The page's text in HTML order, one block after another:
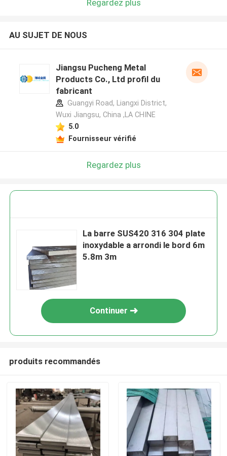
Regardez plus
AU SUJET DE NOUS
Jiangsu Pucheng Metal
Products Co., Ltd profil du
fabricant
Guangyi Road, Liangxi District,
Wuxi Jiangsu, China ,LA CHINE
5.0
Fournisseur vérifié
Regardez plus
La barre SUS420 316 304 plate
inoxydable a arrondi le bord 6m
5.8m 3m
Continuer
produits recommandés